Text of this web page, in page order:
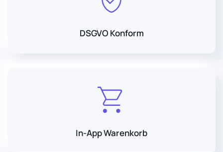
DSGVO Konform
In-App Warenkorb